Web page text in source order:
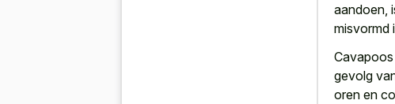
aandoen,
misvormd
gevolg
oren en